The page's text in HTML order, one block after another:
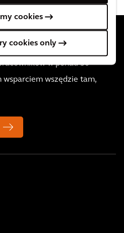
cookies
cookies only
w ponad 30
wsparciem wszędzie tam,